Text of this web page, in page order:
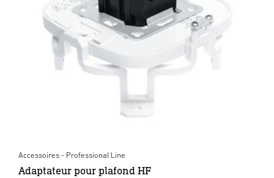
Accessoires - Professional Line
Adaptateur pour plafond HF